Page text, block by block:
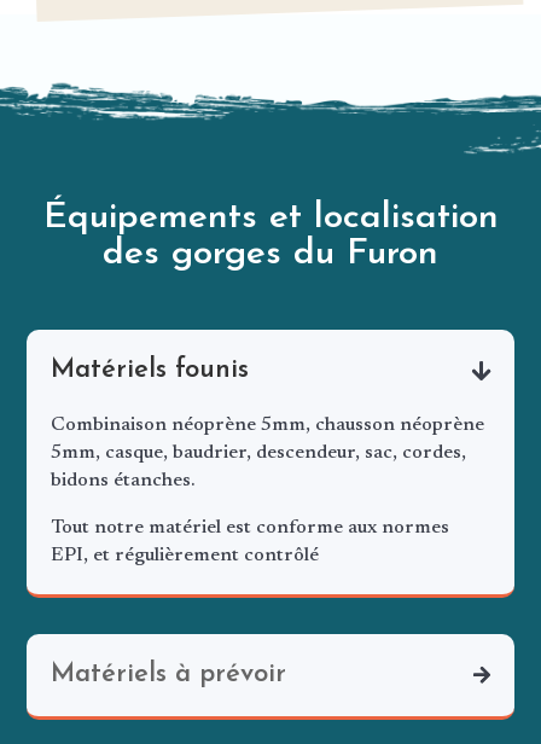
Équipements et localisation
des gorges du Furon
Matériels founis
Combinaison néoprène 5mm, chausson néoprène
5mm, casque, baudrier, descendeur, sac, cordes,
bidons étanches.
Tout notre matériel est conforme aux normes
EPI, et régulièrement contrôlé
Matériels à prévoir